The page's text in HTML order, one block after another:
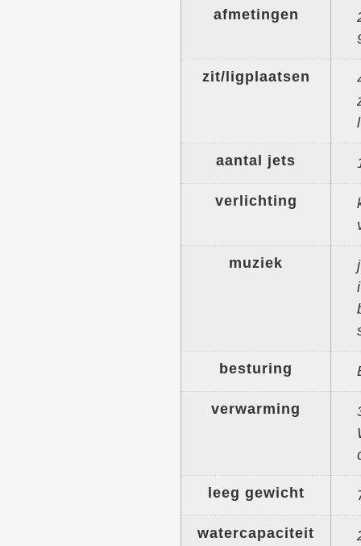
afmetingen
zit/ligplaatsen
aantal jets
verlichting
muziek
besturing
verwarming
leeg gewicht
watercapaciteit